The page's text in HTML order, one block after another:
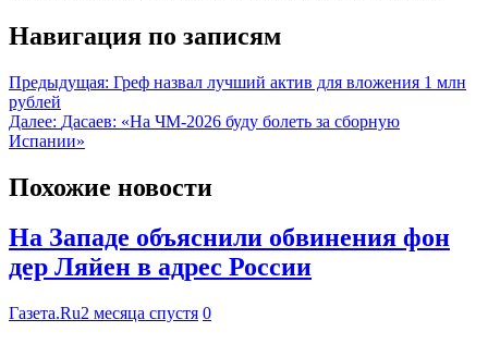
Навигация по записям
Предыдущая: Греф назвал лучший актив для вложения 1 млн
рублей
Далее: Дасаев: «На ЧМ‑2026 буду болеть за сборную
Испании»
Похожие новости
На Западе объяснили обвинения фон
дер Ляйен в адрес России
Газета.Ru2 месяца спустя 0